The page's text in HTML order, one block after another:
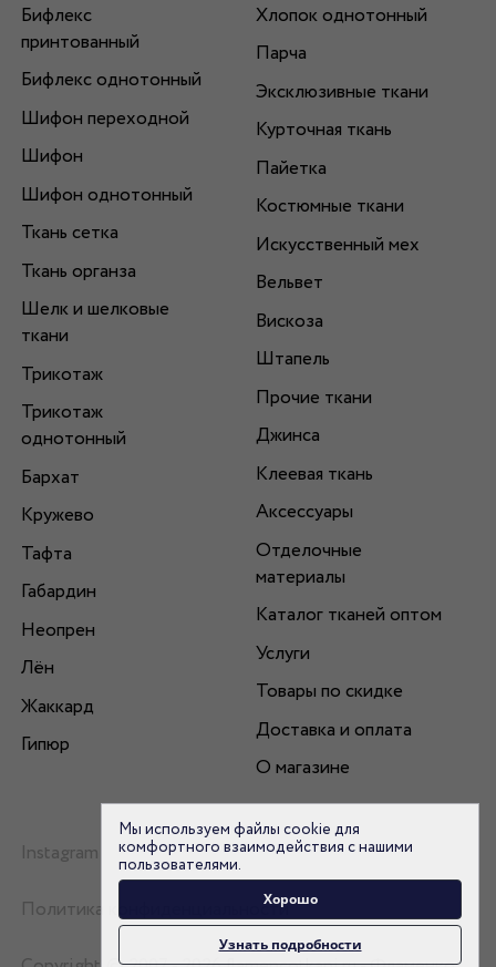
Бифлекс
принтованный
Бифлекс однотонный
Шифон переходной
Шифон
Шифон однотонный
Ткань сетка
Ткань органза
Шелк и шелковые
ткани
Трикотаж
Трикотаж
однотонный
Бархат
Кружево
Тафта
Габардин
Неопрен
Лён
Жаккард
Гипюр
Хлопок однотонный
Парча
Эксклюзивные ткани
Курточная ткань
Пайетка
Костюмные ткани
Искусственный мех
Вельвет
Вискоза
Штапель
Прочие ткани
Джинса
Клеевая ткань
Аксессуары
Отделочные
материалы
Каталог тканей оптом
Услуги
Товары по скидке
Доставка и оплата
О магазине
Instagram
Политика конфиденциальности
Мы используем файлы cookie для
комфортного взаимодействия с нашими
пользователями.
Хорошо
Узнать подробности